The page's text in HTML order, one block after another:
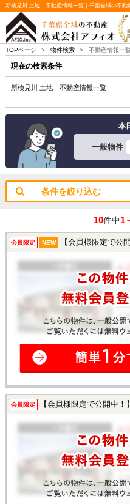
新検見川 土地｜不動産情報一覧｜千葉全域の不動
TOPページ > 物件検索 > 不動産情報一覧
現在の検索条件
新検見川 土地｜不動産情報一覧
本
一般物件
条件を絞り込む
10件中1
会員限定 NEW 【会員様限定で公
会員限定 【会員様限定で公開中！】